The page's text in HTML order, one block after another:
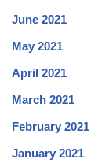
June 2021
May 2021
April 2021
March 2021
February 2021
January 2021